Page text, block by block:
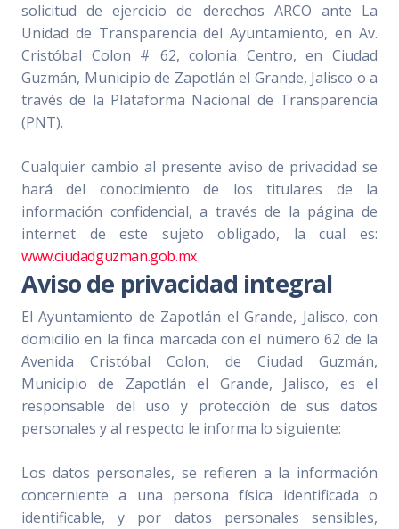
solicitud de ejercicio de derechos ARCO ante La
Unidad de Transparencia del Ayuntamiento, en Av.
Cristóbal Colon # 62, colonia Centro, en Ciudad
Guzmán, Municipio de Zapotlán el Grande, Jalisco o a
través de la Plataforma Nacional de Transparencia
(PNT).
Cualquier cambio al presente aviso de privacidad se
hará del conocimiento de los titulares de la
información confidencial, a través de la página de
internet de este sujeto obligado, la cual es:
www.ciudadguzman.gob.mx
Aviso de privacidad integral
El Ayuntamiento de Zapotlán el Grande, Jalisco, con
domicilio en la finca marcada con el número 62 de la
Avenida Cristóbal Colon, de Ciudad Guzmán,
Municipio de Zapotlán el Grande, Jalisco, es el
responsable del uso y protección de sus datos
personales y al respecto le informa lo siguiente:
Los datos personales, se refieren a la información
concerniente a una persona física identificada o
identificable, y por datos personales sensibles,